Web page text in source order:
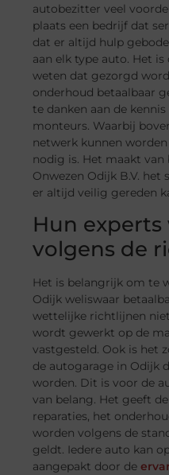
autobezitter veel
plaats een bedrijf dat
dat er altijd hulp
aan elk type auto. Het
weten dat gezorgd
onderhoud betaalbaar
te danken aan de
monteurs. Waarbij
netwerk kunnen
nodig is. Het maakt
Onwezen Odijk B.V.
er altijd veilig gereden
Hun experts
volgens de
Het is belangrijk om te
Odijk weliswaar
wettelijke richtlijnen
wordt gewerkt op de
vastgesteld. Ook is het
de autogarage in Odijk
worden. Dit is voor de
van belang. Het geeft
reparaties, het
worden volgens de
geldt. Iedere auto kan
aangepakt door de